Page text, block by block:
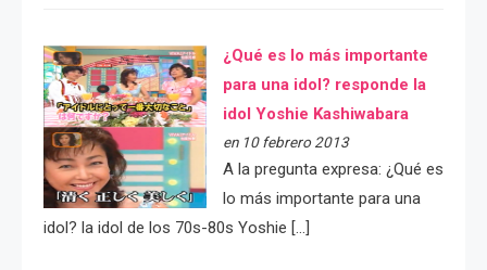
¿Qué es lo más importante
para una idol? responde la
idol Yoshie Kashiwabara
en 10 febrero 2013
A la pregunta expresa: ¿Qué es
lo más importante para una
idol? la idol de los 70s-80s Yoshie […]